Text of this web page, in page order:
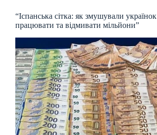
“Іспанська сітка: як змушували українок
працювати та відмивати мільйони”